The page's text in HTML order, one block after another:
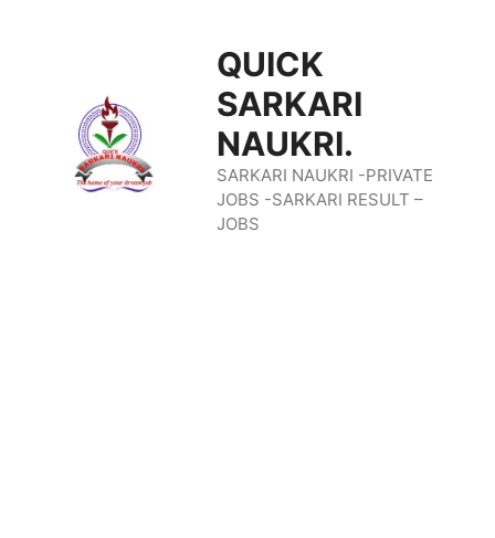
Content
QUICK
SARKARI
NAUKRI.
SARKARI NAUKRI -PRIVATE
JOBS -SARKARI RESULT –
JOBS